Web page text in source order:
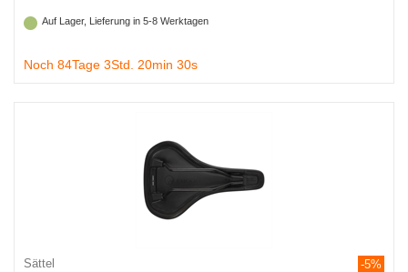
Auf Lager, Lieferung in 5-8 Werktagen
Noch 84Tage 3Std. 20min 29s
Sättel -5%